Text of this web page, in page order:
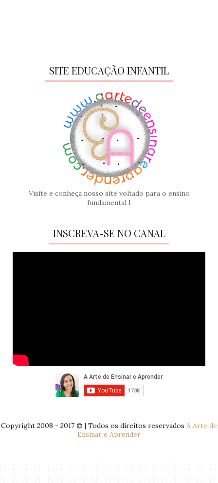
SITE EDUCAÇÃO INFANTIL
Visite e conheça nosso site voltado para o ensino
fundamental I
INSCREVA-SE NO CANAL
Copyright 2008 - 2017 © | Todos os direitos reservados A Arte de
Ensinar e Aprender